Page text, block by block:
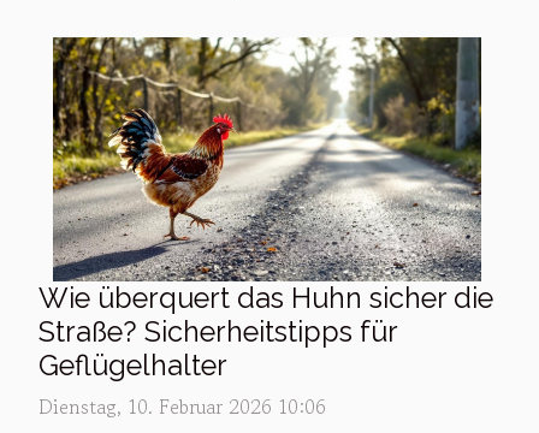
Wie überquert das Huhn sicher die
Straße? Sicherheitstipps für
Geflügelhalter
Dienstag, 10. Februar 2026 10:06